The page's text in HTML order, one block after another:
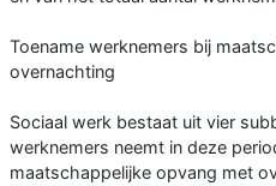
Toename werknemers bij
overnachting
Sociaal werk bestaat uit vier
werknemers neemt in deze
maatschappelijke opvang met